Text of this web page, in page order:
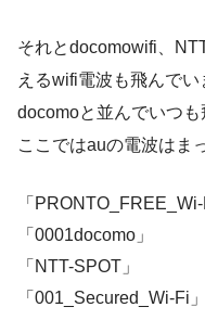
それとdocomowifi、
えるwifi電波も飛んで
docomoと並んでいつも
ここではauの電波はま
「PRONTO_FREE_Wi-
「0001docomo」
「NTT-SPOT」
「001_Secured_Wi-Fi」